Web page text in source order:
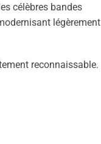
célèbres bandes
légèrement
reconnaissable.